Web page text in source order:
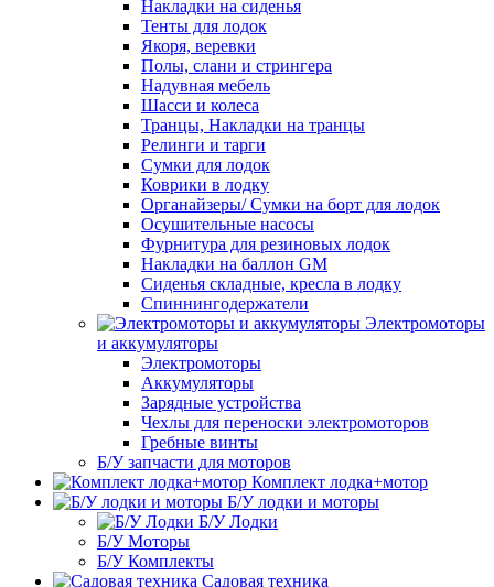
Накладки на сиденья
Тенты для лодок
Якоря, веревки
Полы, слани и стрингера
Надувная мебель
Шасси и колеса
Транцы, Накладки на транцы
Релинги и тарги
Сумки для лодок
Коврики в лодку
Органайзеры/ Сумки на борт для лодок
Осушительные насосы
Фурнитура для резиновых лодок
Накладки на баллон GM
Сиденья складные, кресла в лодку
Спиннингодержатели
Электромоторы
и аккумуляторы
Электромоторы
Аккумуляторы
Зарядные устройства
Чехлы для переноски электромоторов
Гребные винты
Б/У запчасти для моторов
Комплект лодка+мотор
Б/У лодки и моторы
Б/У Лодки
Б/У Моторы
Б/У Комплекты
Садовая техника